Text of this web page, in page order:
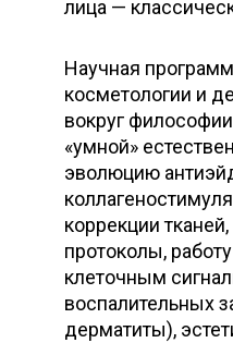
лица —
Научная
косметологии и
вокруг
«умной»
эволюцию
коррекции
протоколы,
клеточным
воспалительных
дерматиты),